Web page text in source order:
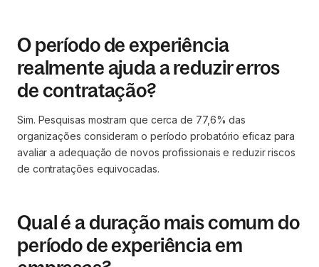
O período de experiência
realmente ajuda a reduzir erros
de contratação?
Sim. Pesquisas mostram que cerca de 77,6% das
organizações consideram o período probatório eficaz para
avaliar a adequação de novos profissionais e reduzir riscos
de contratações equivocadas.
Qual é a duração mais comum do
período de experiência em